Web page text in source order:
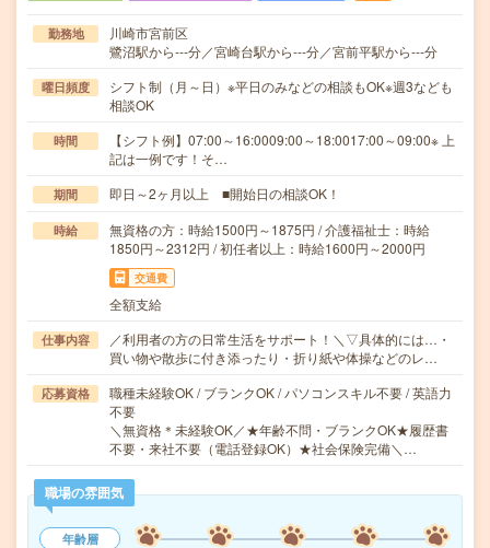
勤務地
川崎市宮前区
鷺沼駅から---分／宮崎台駅から---分／宮前平駅から---分
曜日頻度
シフト制（月～日）※平日のみなどの相談もOK※週3なども
相談OK
時間
【シフト例】07:00～16:0009:00～18:0017:00～09:00※ 上
記は一例です！そ…
期間 即日～2ヶ月以上 ■開始日の相談OK！
時給
無資格の方：時給1500円～1875円 / 介護福祉士：時給
1850円～2312円 / 初任者以上：時給1600円～2000円
交通費
全額支給
仕事内容
／利用者の方の日常生活をサポート！＼▽具体的には…・
買い物や散歩に付き添ったり・折り紙や体操などのレ…
応募資格
職種未経験OK / ブランクOK / パソコンスキル不要 / 英語力
不要
＼無資格＊未経験OK／★年齢不問・ブランクOK★履歴書
不要・来社不要（電話登録OK）★社会保険完備＼…
職場の雰囲気
年齢層